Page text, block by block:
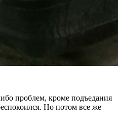
проблем, кроме подъедания
Но потом все же